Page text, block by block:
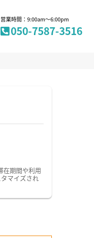
営業時間：9:00am～6:00pm
050-7587-3516
在期間や利用
マイズされ